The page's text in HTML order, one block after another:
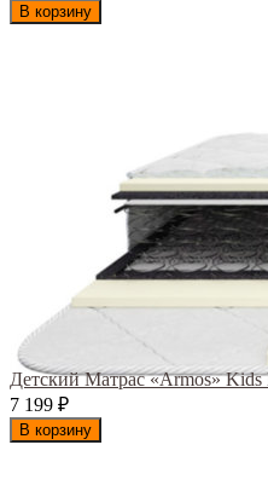
В корзину
Детский Матрас «Armos»
7 199 ₽
В корзину